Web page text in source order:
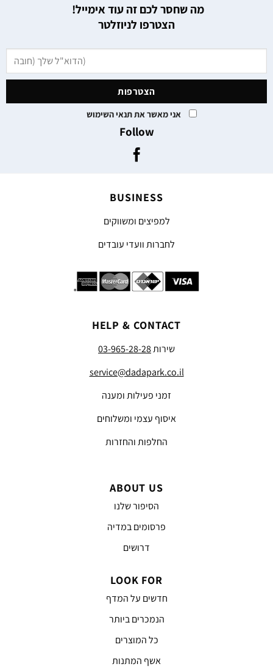
מה שחסר לכם זה עוד אימייל!
הצטרפו לניוזלטר
אני מאשר את תנאי השימוש
Follow
BUSINESS
למפיצים ומשווקים
לחברות וועדי עובדים
HELP & CONTACT
שירות03-965-28-28
service@dadapark.co.il
זמני פעילות ומענה
איסוף עצמי ומשלוחים
החלפות והחזרות
ABOUT US
הסיפור שלנו
פרסומים במדיה
דרושים
LOOK FOR
חדשים על המדף
הנמכרים ביותר
כל המוצרים
אשף המתנות